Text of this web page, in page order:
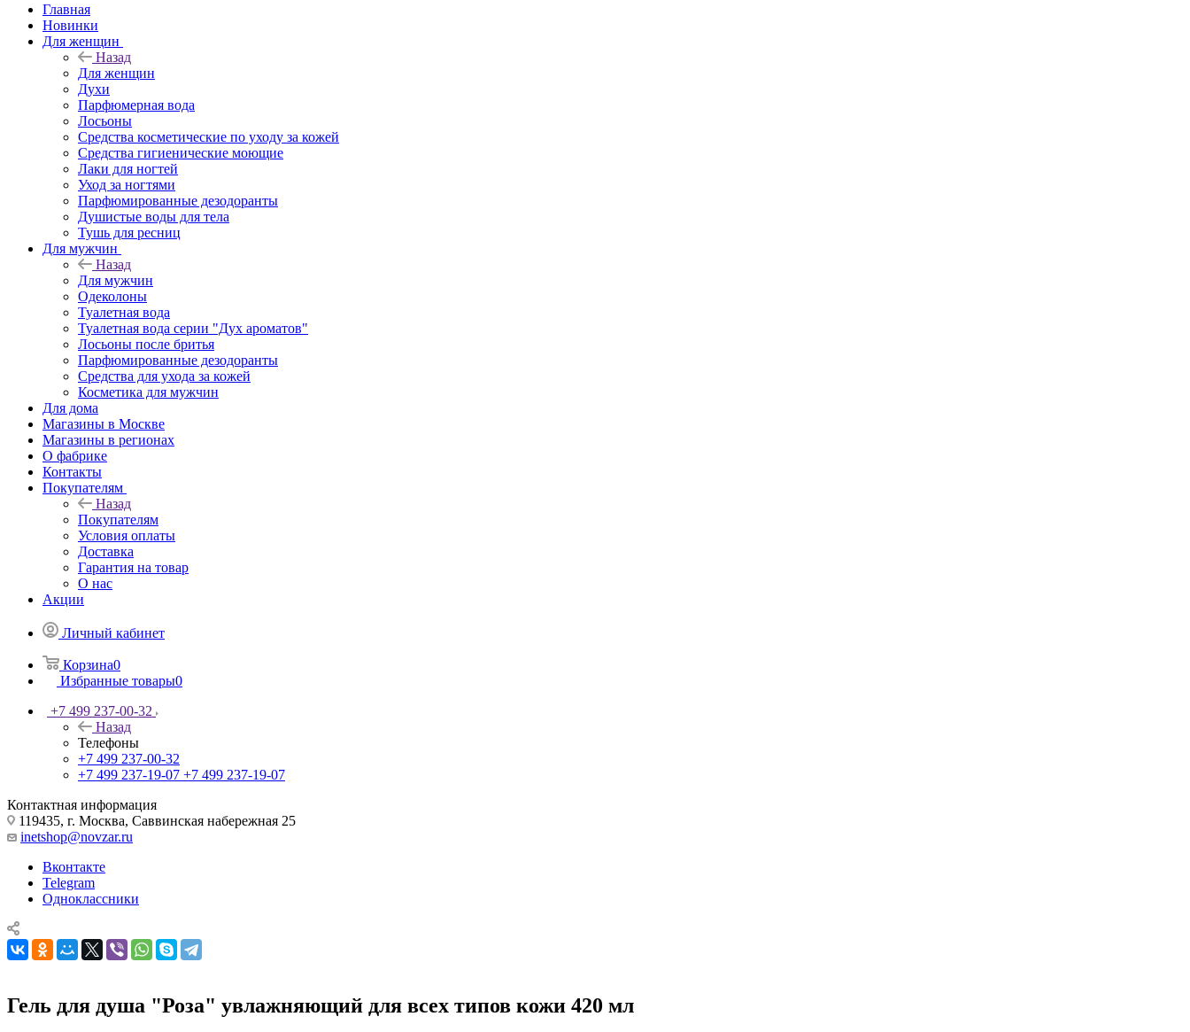
Главная
Новинки
Для женщин
Назад
Для женщин
Духи
Парфюмерная вода
Лосьоны
Средства косметические по уходу за кожей
Средства гигиенические моющие
Лаки для ногтей
Уход за ногтями
Парфюмированные дезодоранты
Душистые воды для тела
Тушь для ресниц
Для мужчин
Назад
Для мужчин
Одеколоны
Туалетная вода
Туалетная вода серии "Дух ароматов"
Лосьоны после бритья
Парфюмированные дезодоранты
Средства для ухода за кожей
Косметика для мужчин
Для дома
Магазины в Москве
Магазины в регионах
О фабрике
Контакты
Покупателям
Назад
Покупателям
Условия оплаты
Доставка
Гарантия на товар
О нас
Акции
Личный кабинет
Корзина0
Избранные товары0
+7 499 237-00-32
Назад
Телефоны
+7 499 237-00-32
+7 499 237-19-07 +7 499 237-19-07
Контактная информация
119435, г. Москва, Саввинская набережная 25
inetshop@novzar.ru
Вконтакте
Telegram
Одноклассники
Гель для душа "Роза" увлажняющий для всех типов кожи 420 мл